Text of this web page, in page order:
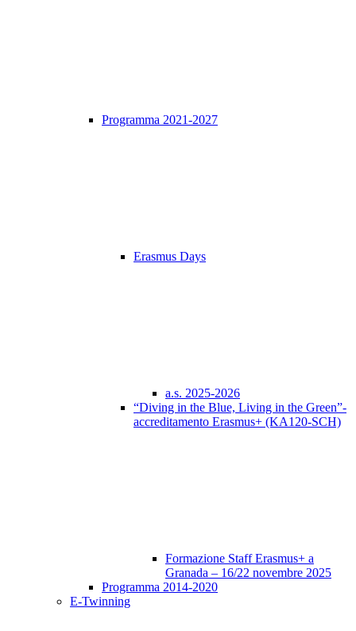
Programma 2021-2027
Erasmus Days
a.s. 2025-2026
“Diving in the Blue, Living in the Green”-
accreditamento Erasmus+ (KA120-SCH)
Formazione Staff Erasmus+ a
Granada – 16/22 novembre 2025
Programma 2014-2020
E-Twinning